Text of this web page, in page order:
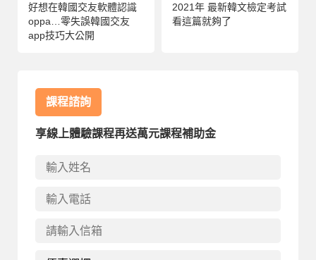
好想在韓國交友軟體認識
oppa…零失誤韓國交友
app技巧大公開
2021年 最新韓文檢定考試
看這篇就夠了
課程諮詢
享線上體驗課程再送萬元課程補助金